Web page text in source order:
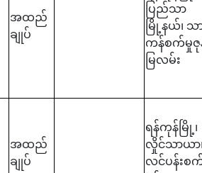
အထည်
ချုပ်
ပြည်သာ
မြို့နယ်၊ သ
ကန်စက်မှုဇု
မြလမ်း
အထည်
ချုပ်
ရန်ကုန်မြို့၊
လှိုင်သာယာ
လင်ပန်းစ